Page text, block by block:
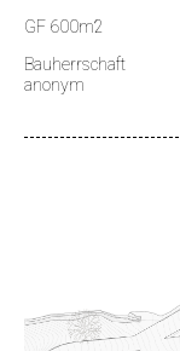
GF 600m2
Bauherrschaft
anonym